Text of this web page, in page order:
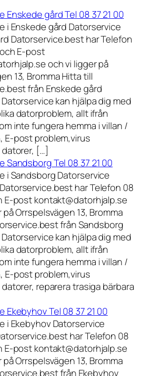
Enskede gård Tel 08 37 21 00
i Enskede gård Datorservice
Datorservice.best har Telefon
E-post
och vi ligger på
13, Bromma Hitta till
från Enskede gård
kan hjälpa dig med
datorproblem, allt ifrån
inte fungera hemma i villan /
E-post problem,virus
[…]
Sandsborg Tel 08 37 21 00
i Sandsborg Datorservice
har Telefon 08
E-post kontakt@datorhjalp.se
Orrspelsvägen 13, Bromma
från Sandsborg
kan hjälpa dig med
datorproblem, allt ifrån
inte fungera hemma i villan /
E-post problem,virus
reparera trasiga bärbara
Ekebyhov Tel 08 37 21 00
i Ekebyhov Datorservice
har Telefon 08
E-post kontakt@datorhjalp.se
Orrspelsvägen 13, Bromma
från Ekebyhov